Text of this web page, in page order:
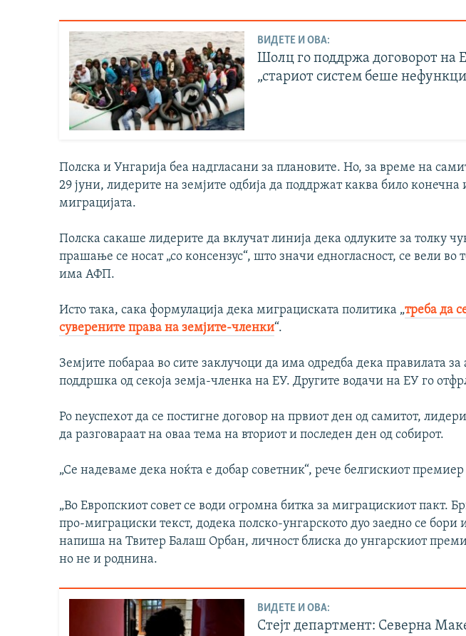
ВИДЕТЕ И ОВА:
Шолц го поддржа договорот на
„стариот систем беше
Полска и Унгарија беа надгласани за плановите. Но, за време на
29 јуни, лидерите на земјите одбија да поддржат каква било конечна
миграцијата.
Полска сакаше лидерите да вклучат линија дека одлуките за толку
прашање се носат „со консензус“, што значи едногласност, се вели во
има АФП.
Исто така, сака формулација дека миграциската политика „треба да
суверените права на земјите-членки“.
Земјите побараа во сите заклучоци да има одредба дека правилата
поддршка од секоја земја-членка на ЕУ. Другите водачи на ЕУ го
Po nеуспехот да се постигне договор на првиот ден од самитот,
да разговараат на оваа тема на вториот и последен ден од собирот.
„Се надеваме дека ноќта е добар советник“, рече белгискиот
„Во Европскиот совет се води огромна битка за миграцискиот пакт.
про-миграциски текст, додека полско-унгарското дуо заедно се бори
напиша на Твитер Балаш Орбан, личност блиска до унгарскиот
но не и роднина.
ВИДЕТЕ И ОВА:
Стејт департмент: Северна